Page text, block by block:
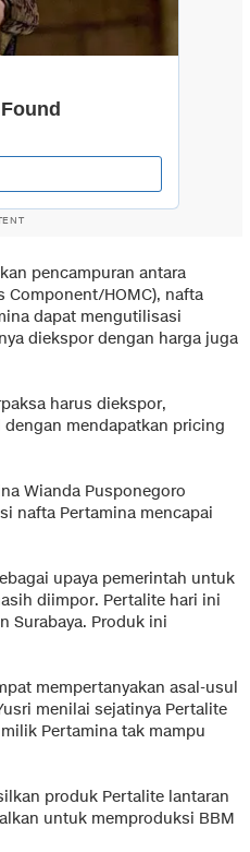
pencampuran antara
Component/HOMC), nafta
dapat mengutilisasi
diekspor dengan harga juga
harus diekspor,
mendapatkan pricing
Wianda Pusponegoro
nafta Pertamina mencapai
upaya pemerintah untuk
diimpor. Pertalite hari ini
Surabaya. Produk ini
mempertanyakan asal-usul
menilai sejatinya Pertalite
Pertamina tak mampu
produk Pertalite lantaran
untuk memproduksi BBM